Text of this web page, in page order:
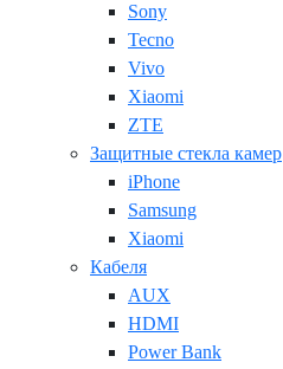
Sony
Tecno
Vivo
Xiaomi
ZTE
Защитные стекла камер
iPhone
Samsung
Xiaomi
Кабеля
AUX
HDMI
Power Bank